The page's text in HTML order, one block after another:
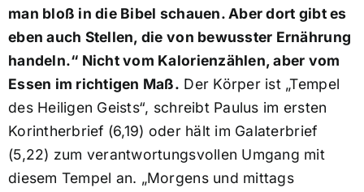
man bloß in die Bibel schauen. Aber dort gibt es
eben auch Stellen, die von bewusster Ernährung
handeln.“ Nicht vom Kalorienzählen, aber vom
Essen im richtigen Maß. Der Körper ist „Tempel
des Heiligen Geists“, schreibt Paulus im ersten
Korintherbrief (6,19) oder hält im Galaterbrief
(5,22) zum verantwortungsvollen Umgang mit
diesem Tempel an. „Morgens und mittags